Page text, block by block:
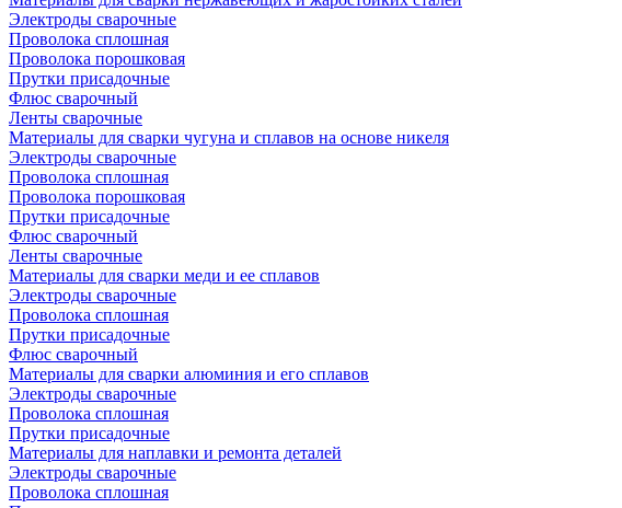
Электроды сварочные
Проволока сплошная
Проволока порошковая
Прутки присадочные
Флюс сварочный
Ленты сварочные
Материалы для сварки чугуна и сплавов на основе никеля
Электроды сварочные
Проволока сплошная
Проволока порошковая
Прутки присадочные
Флюс сварочный
Ленты сварочные
Материалы для сварки меди и ее сплавов
Электроды сварочные
Проволока сплошная
Прутки присадочные
Флюс сварочный
Материалы для сварки алюминия и его сплавов
Электроды сварочные
Проволока сплошная
Прутки присадочные
Материалы для наплавки и ремонта деталей
Электроды сварочные
Проволока сплошная